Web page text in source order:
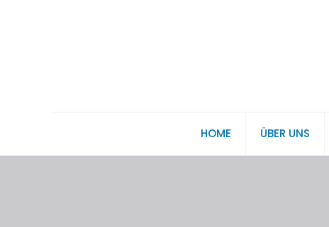
HOME ÜBER UNS